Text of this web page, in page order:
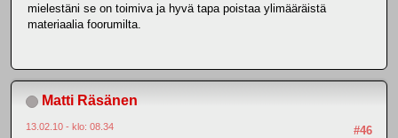
mielestäni se on toimiva ja hyvä tapa poistaa ylimääräistä
materiaalia foorumilta.
Matti Räsänen
#46
13.02.10 - klo: 08.34